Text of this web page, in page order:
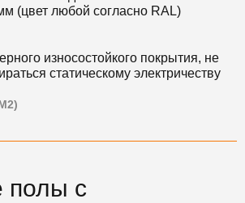
(цвет любой согласно RAL)
износостойкого покрытия, не
статическому электричеству
полы с